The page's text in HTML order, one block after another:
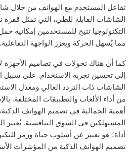
تفاعل المستخدم مع الهواتف من خلال
الشاشات القابلة للطي، التي تمثل
التكنولوجيا تتيح للمستخدمين إمكانية
مما يُسهل الحركة ويعزز الواجهة التفاعلية.
كما أن هناك تحولات في تصاميم الأجهزة
إلى تحسين تجربة الاستخدام. على سبيل
الشاشات ذات التردد العالي ومعدل
من أداء الألعاب والتطبيقات المختلفة.
أهمية الجمالية في تصميم الهواتف
المستهلكين في السوق التنافسية. يُعتبر
أداة؛ هو تعبير عن أسلوب حياة ورمز
تصميم الهواتف الذكية من المؤشرات